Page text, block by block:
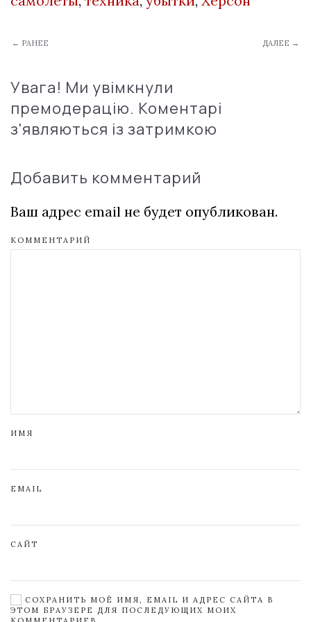
← РАНЕЕ ДАЛЕЕ →
Увага! Ми увімкнули
премодерацію. Коментарі
з'являються із затримкою
Добавить комментарий
Ваш адрес email не будет опубликован.
КОММЕНТАРИЙ
ИМЯ
EMAIL
САЙТ
СОХРАНИТЬ МОЁ ИМЯ, EMAIL И АДРЕС САЙТА В
ЭТОМ БРАУЗЕРЕ ДЛЯ ПОСЛЕДУЮЩИХ МОИХ